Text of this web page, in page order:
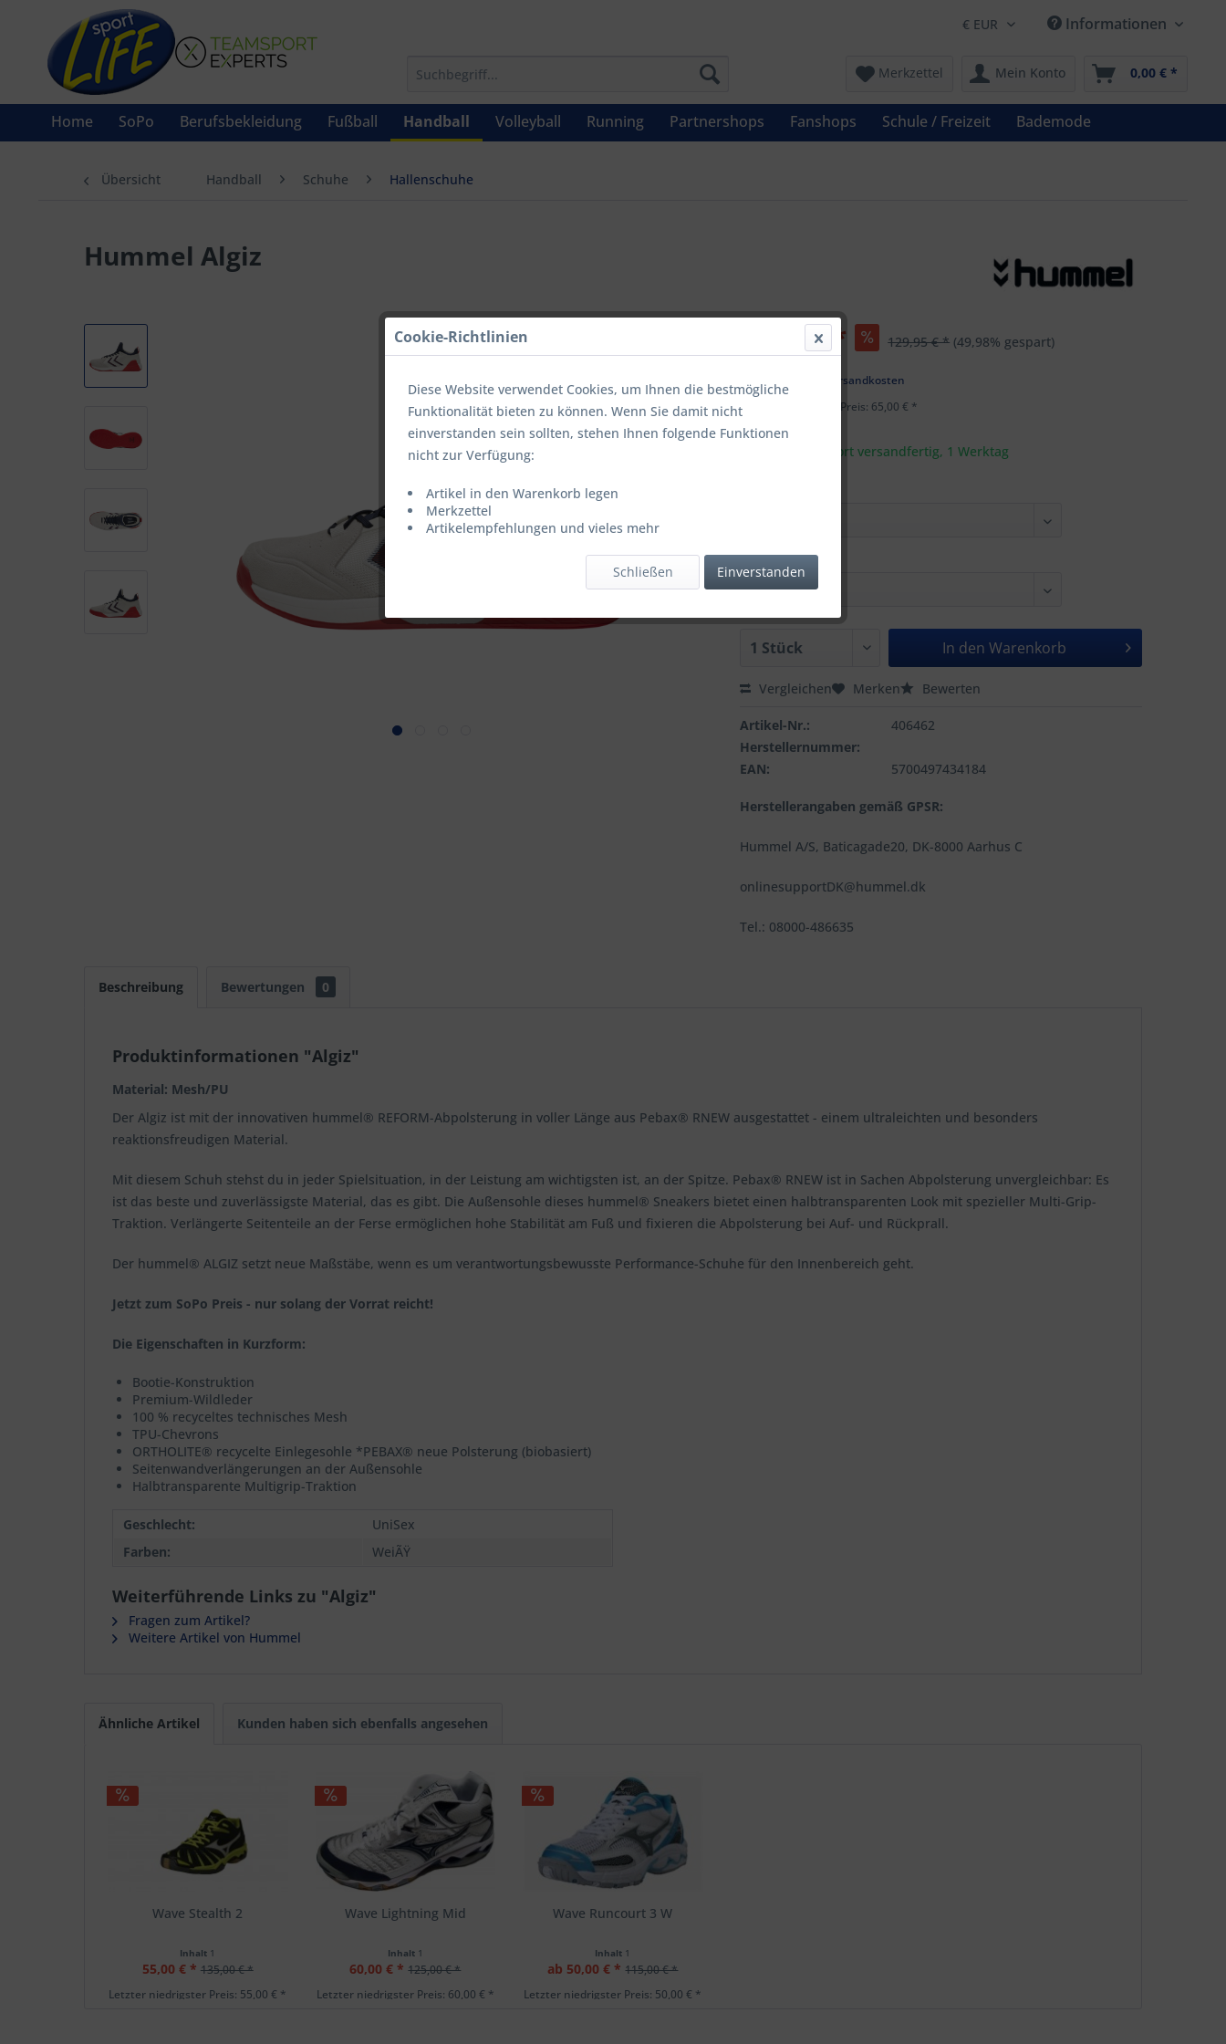
Informationen
Merkzettel Mein Konto 0,00 € *
Home SoPo Berufsbekleidung Fußball Handball Volleyball Running Partnershops Fanshops Schule / Freizeit Bademode
Übersicht Handball Schuhe Hallenschuhe
Hummel Algiz
65,00 € * 129,95 € * (49,98% gespart)
zzgl. Versandkosten
Letzter niedrigster Preis: 65,00 € *
Artikel ist sofort versandfertig, 1 Werktag
GROESSE:
In den Warenkorb
Vergleichen Merken Bewerten
Artikel-Nr.:
406462
Herstellernummer:
EAN:
5700497434184
Herstellerangaben gemäß GPSR:
Hummel A/S, Baticagade20, DK-8000 Aarhus C
onlinesupportDK@hummel.dk
Tel.: 08000-486635
Beschreibung Bewertungen 0
Produktinformationen "Algiz"
Material: Mesh/PU
Der Algiz ist mit der innovativen hummel® REFORM-Abpolsterung in voller Länge aus Pebax® RNEW ausgestattet - einem ultraleichten und besonders
reaktionsfreudigen Material.
Mit diesem Schuh stehst du in jeder Spielsituation, in der Leistung am wichtigsten ist, an der Spitze. Pebax® RNEW ist in Sachen Abpolsterung unvergleichbar: Es
ist das beste und zuverlässigste Material, das es gibt. Die Außensohle dieses hummel® Sneakers bietet einen halbtransparenten Look mit spezieller Multi-Grip-
Traktion. Verlängerte Seitenteile an der Ferse ermöglichen hohe Stabilität am Fuß und fixieren die Abpolsterung bei Auf- und Rückprall.
Der hummel® ALGIZ setzt neue Maßstäbe, wenn es um verantwortungsbewusste Performance-Schuhe für den Innenbereich geht.
Jetzt zum SoPo Preis - nur solang der Vorrat reicht!
Die Eigenschaften in Kurzform:
Bootie-Konstruktion
Premium-Wildleder
100 % recyceltes technisches Mesh
TPU-Chevrons
ORTHOLITE® recycelte Einlegesohle *PEBAX® neue Polsterung (biobasiert)
Seitenwandverlängerungen an der Außensohle
Halbtransparente Multigrip-Traktion
Geschlecht:
UniSex
Farben:
WeiÃŸ
Weiterführende Links zu "Algiz"
Fragen zum Artikel?
Weitere Artikel von Hummel
Ähnliche Artikel Kunden haben sich ebenfalls angesehen
Wave Stealth 2
Inhalt 1
55,00 € * 135,00 € *
Letzter niedrigster Preis: 55,00 € *
Wave Lightning Mid
Inhalt 1
60,00 € * 125,00 € *
Letzter niedrigster Preis: 60,00 € *
Wave Runcourt 3 W
Inhalt 1
ab 50,00 € * 115,00 € *
Letzter niedrigster Preis: 50,00 € *
Cookie-Richtlinien
Diese Website verwendet Cookies, um Ihnen die bestmögliche
Funktionalität bieten zu können. Wenn Sie damit nicht
einverstanden sein sollten, stehen Ihnen folgende Funktionen
nicht zur Verfügung:
Artikel in den Warenkorb legen
Merkzettel
Artikelempfehlungen und vieles mehr
Einverstanden
Schließen